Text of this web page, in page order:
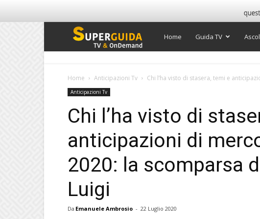
Super
Home Guida TV
Home Anticipazioni Tv Chi l’ha visto di stasera, temi e
Anticipazioni Tv
Chi l’ha visto di
anticipazioni di
2020: la scomparsa
Luigi
Da Emanuele Ambrosio - 22 Luglio 2020